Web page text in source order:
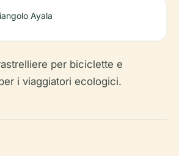
Ayala
per biciclette e
i viaggiatori ecologici.